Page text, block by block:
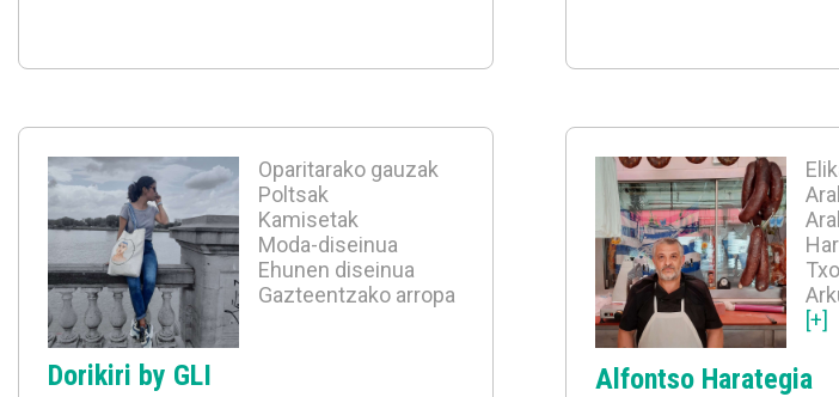
Oparitarako gauzak
Poltsak
Kamisetak
Moda-diseinua
Ehunen diseinua
Gazteentzako arropa
Dorikiri by GLI
[+]
Alfontso Harategia